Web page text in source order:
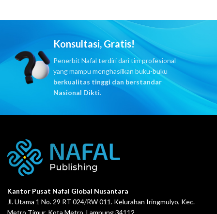
Konsultasi, Gratis!
Penerbit Nafal terdiri dari tim profesional
yang mampu menghasilkan buku-buku
berkualitas tinggi dan berstandar
Nasional Dikti.
Kantor Pusat Nafal Global Nusantara
Jl. Utama 1 No. 29 RT 024/RW 011. Kelurahan Iringmulyo, Kec.